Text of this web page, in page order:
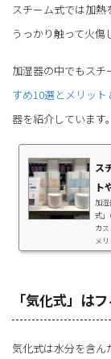
スチーム式では加熱
うっかり触って火傷
加湿器の中でもスチ
すめ10選とメリッ
器を紹介しています。
ス
ト
加湿
式」
カ
メ
解説
器
「気化式」は
気化式は水分を含ん